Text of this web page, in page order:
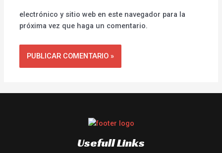
electrónico y sitio web en este navegador para la
próxima vez que haga un comentario.
Usefull Links